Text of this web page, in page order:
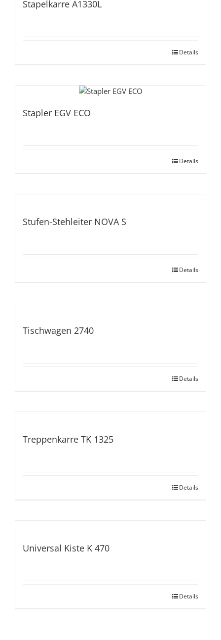
Stapelkarre A1330L
Details
Stapler EGV ECO
Details
Stufen-Stehleiter NOVA S
Details
Tischwagen 2740
Details
Treppenkarre TK 1325
Details
Universal Kiste K 470
Details